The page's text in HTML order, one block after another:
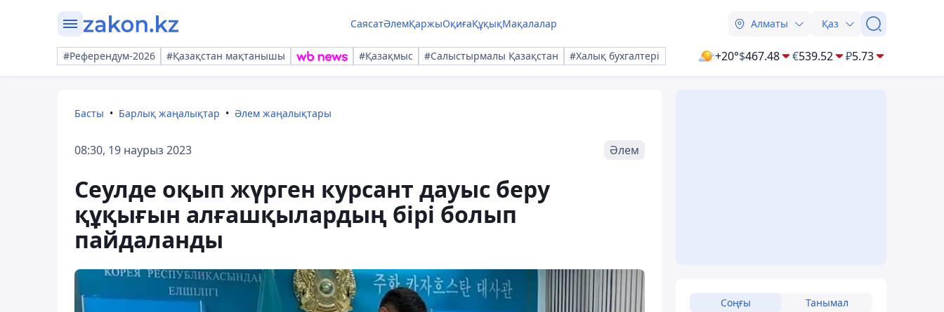
СаясатӘлемҚаржыОқиғаҚұқықМақалалар Алматы Қаз
#Референдум-2026 #Қазақстан мақтанышы #Қазақмыс #Салыстырмалы Қазақстан #Халық бухгалтері +20°$467.48 €539.52 ₽5.73
Басты Барлық жаңалықтар Әлем жаңалықтары
08:30, 19 наурыз 2023 Әлем
Сеулде оқып жүрген курсант дауыс беру
құқығын алғашқылардың бірі болып
пайдаланды
Соңғы Танымал